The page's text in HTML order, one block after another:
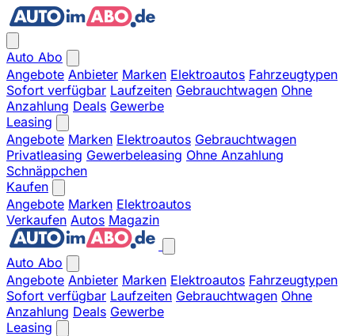
Auto Abo
Angebote Anbieter Marken Elektroautos Fahrzeugtypen
Sofort verfügbar Laufzeiten Gebrauchtwagen Ohne
Anzahlung Deals Gewerbe
Leasing
Angebote Marken Elektroautos Gebrauchtwagen
Privatleasing Gewerbeleasing Ohne Anzahlung
Schnäppchen
Kaufen
Angebote Marken Elektroautos
Verkaufen Autos Magazin
Auto Abo
Angebote Anbieter Marken Elektroautos Fahrzeugtypen
Sofort verfügbar Laufzeiten Gebrauchtwagen Ohne
Anzahlung Deals Gewerbe
Leasing